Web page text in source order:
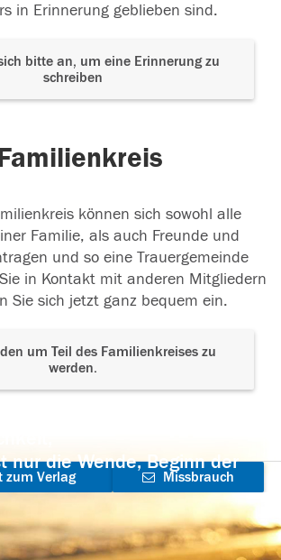
in Erinnerung geblieben sind.
bitte an, um eine Erinnerung zu
schreiben
können sich sowohl alle
Familie, als auch Freunde und
und so eine Trauergemeinde
in Kontakt mit anderen Mitgliedern
Sie sich jetzt ganz bequem ein.
um Teil des Familienkreises zu
werden.
nur die Wende, Beginn der
zum Verlag
Missbrauch